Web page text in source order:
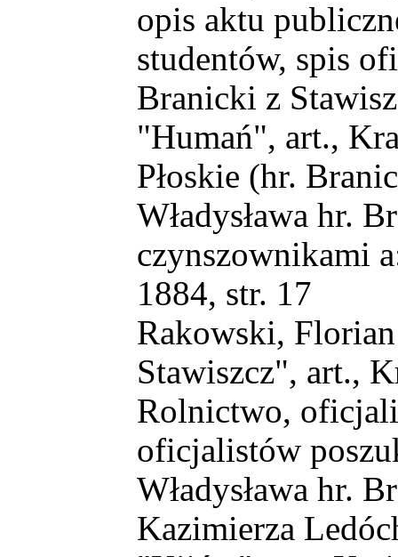
opis aktu
studentów, spis
Branicki z
"Humań", art.,
Płoskie (hr.
Władysława hr.
czynszownikami
1884, str. 17
Rakowski,
Stawiszcz", art.,
Rolnictwo,
oficjalistów
Władysława hr.
Kazimierza